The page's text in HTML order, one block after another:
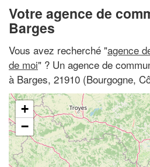
Votre agence de
Barges
Vous avez recherché "agence
de moi" ? Un agence de
à Barges, 21910 (Bourgogne,
+
−